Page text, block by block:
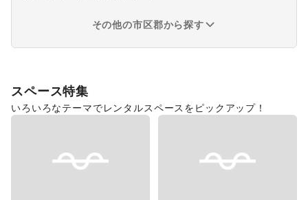
その他の市区郡から探す
スペース特集
いろいろなテーマでレンタルスペースをピックアップ！